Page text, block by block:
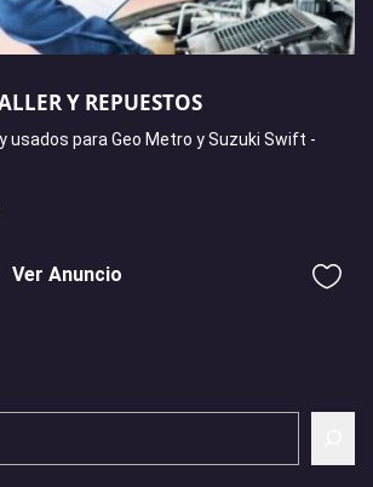
Y REPUESTOS
usados para Geo Metro y Suzuki Swift -
Ver Anuncio